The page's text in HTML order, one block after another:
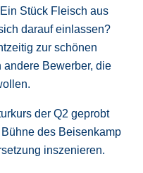
Stück Fleisch aus
darauf einlassen?
zur schönen
andere Bewerber, die
der Q2 geprobt
des Beisenkamp
inszenieren.